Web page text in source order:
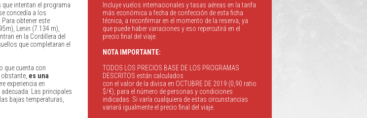
que intentan el programa
concedía a los
obtener este
Lenin (7.134 m),
en la Cordillera del
que completaran el
que cuenta con
es una
experiencia en
Las principales
bajas temperaturas,
Incluye vuelos internacionales y tasas aéreas en la tarifa
más económica a fecha de confección de esta ficha
técnica, a reconfirmar en el momento de la reserva, ya
que puede haber variaciones y eso repercutirá en el
precio final del viaje.
NOTA IMPORTANTE:
TODOS LOS PRECIOS BASE DE LOS PROGRAMAS
DESCRITOS están calculados
con el valor de la divisa en OCTUBRE DE 2019 (0,90 ratio
$/€), para el número de personas y condiciones
indicadas. Si varía cualquiera de estas circunstancias
variará igualmente el precio final del viaje.